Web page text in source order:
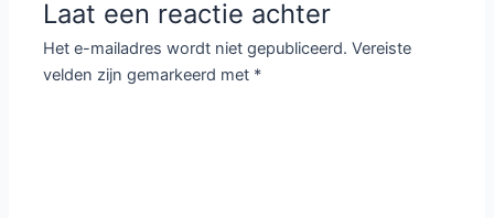
Laat een reactie achter
Het e-mailadres wordt niet gepubliceerd. Vereiste
velden zijn gemarkeerd met *